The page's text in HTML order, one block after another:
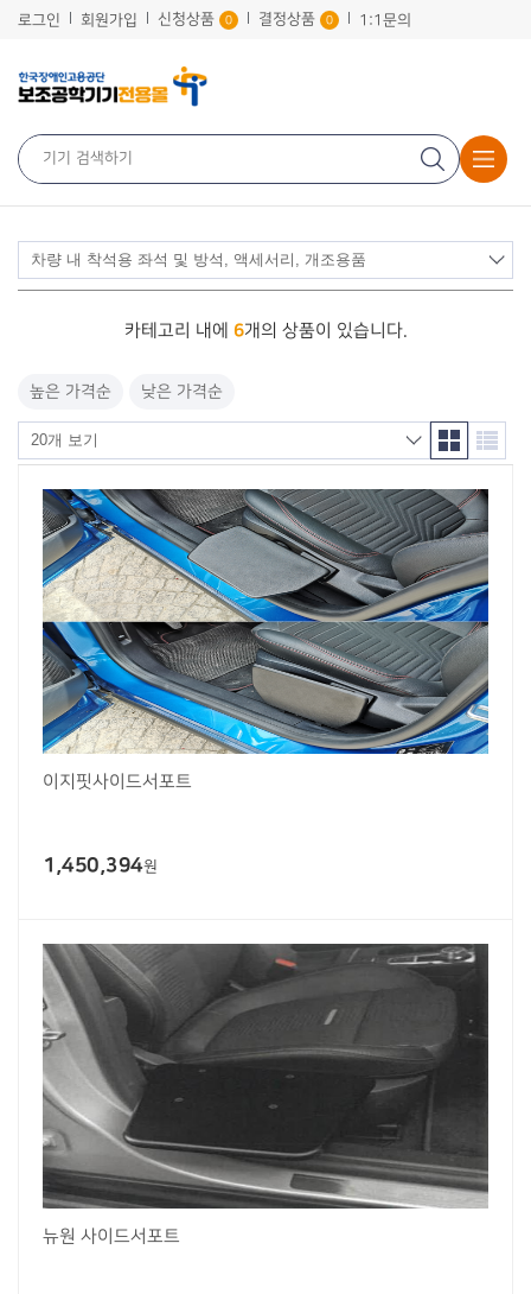
로그인 회원가입 신청상품 0 결정상품 0 1:1문의
카테고리 내에 6개의 상품이 있습니다.
높은 가격순 낮은 가격순
이지핏사이드서포트
1,450,394원
뉴원 사이드서포트